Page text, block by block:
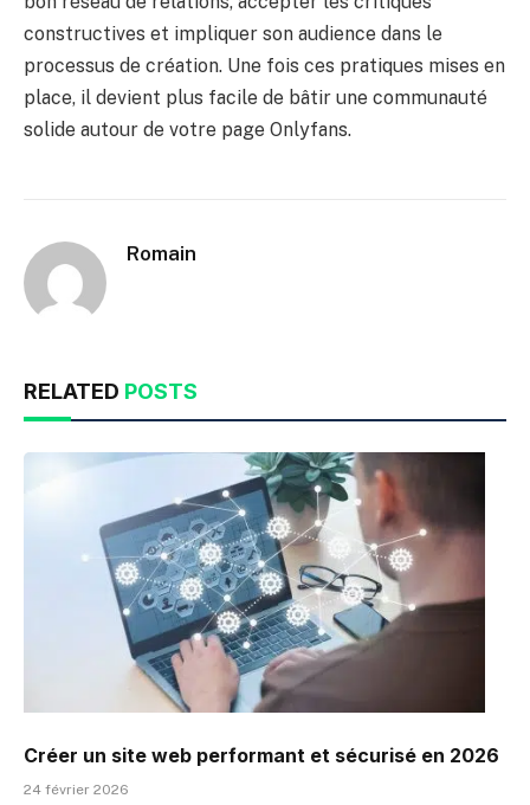
constructives et impliquer son audience dans le
processus de création. Une fois ces pratiques mises en
place, il devient plus facile de bâtir une communauté
solide autour de votre page Onlyfans.
Romain
RELATED POSTS
Créer un site web performant et sécurisé en 2026
24 février 2026